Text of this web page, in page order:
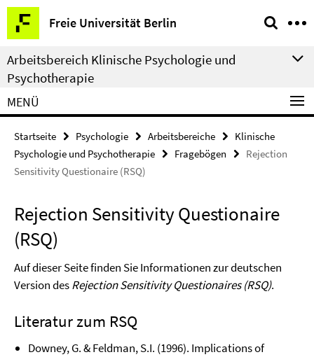
Springe
direkt
zu
Inhalt
Freie Universität Berlin
Service-
Navigation
Arbeitsbereich Klinische Psychologie und
Psychotherapie
MENÜ
Startseite Psychologie Arbeitsbereiche
Klinische
Psychologie und Psychotherapie
Fragebögen
Rejection
Sensitivity Questionaire (RSQ)
Rejection Sensitivity Questionaire
(RSQ)
Auf dieser Seite finden Sie Informationen zur deutschen
Version desRejection Sensitivity Questionaires (RSQ).
Literatur zum RSQ
Downey, G. & Feldman, S.I. (1996). Implications of